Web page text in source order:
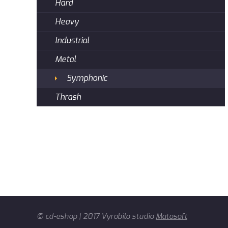
Hard
Heavy
Industrial
Metal
Symphonic
Thrash
© cd-eshop | 2017 Vyrobilo studio Matosoft